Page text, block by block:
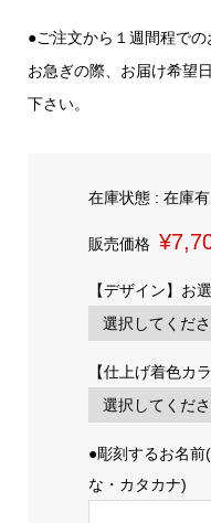
●ご注文から１週間程での
お急ぎの際、お届け希望
下さい。
在庫状態 : 在庫有
販売価格
【デザイン】お
【仕上げ着色カ
●彫刻するお名
な・カタカナ)